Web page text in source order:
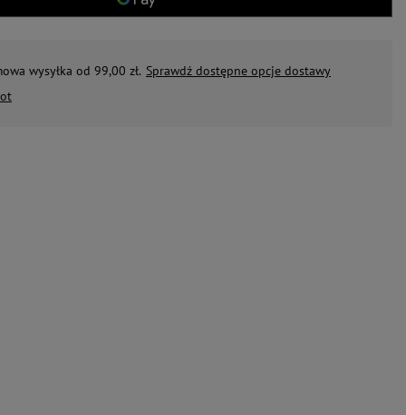
wysyłka od 99,00 zł. Sprawdź dostępne opcje dostawy